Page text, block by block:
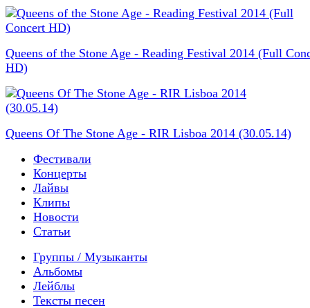
Queens of the Stone Age - Reading Festival 2014 (Full
HD)
Queens Of The Stone Age - RIR Lisboa 2014 (30.05.14)
Фестивали
Концерты
Лайвы
Клипы
Новости
Статьи
Группы / Музыканты
Альбомы
Лейблы
Тексты песен